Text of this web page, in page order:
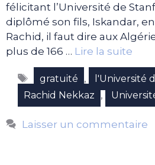
félicitant l’Université de
diplômé son fils, Iskandar,
Rachid, il faut dire aux
plus de 166 … Lire la suite
Étiquettes
gratuité , l'Université
Rachid Nekkaz ,
Laisser un commentaire